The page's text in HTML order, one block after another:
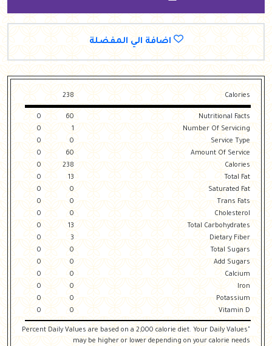
اضافة الي المفضلة
Calories
238
Nutritional Facts
60
0
Number Of Servicing
1
0
Service Type
0
0
Amount Of Service
60
0
Calories
238
0
Total Fat
13
0
Saturated Fat
0
0
Trans Fats
0
0
Cholesterol
0
0
Total Carbohydrates
13
0
Dietary Fiber
3
0
Total Sugars
0
0
Add Sugars
0
0
Calcium
0
0
Iron
0
0
Potassium
0
0
Vitamin D
0
0
"Percent Daily Values are based on a 2,000 calorie diet. Your Daily Values
may be higher or lower depending on your calorie needs